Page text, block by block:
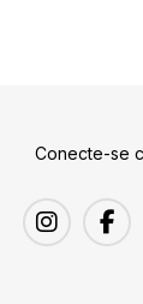
Conecte-se